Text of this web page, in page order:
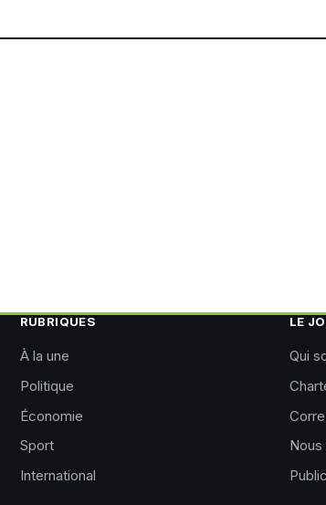
RUBRIQUES
À la une
Politique
Économie
Sport
International
LE
Qui